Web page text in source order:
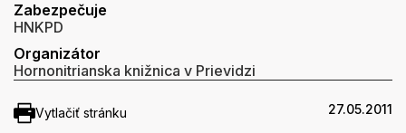
Zabezpečuje
HNKPD
Organizátor
Hornonitrianska knižnica v Prievidzi
Vytlačiť stránku 27.05.2011